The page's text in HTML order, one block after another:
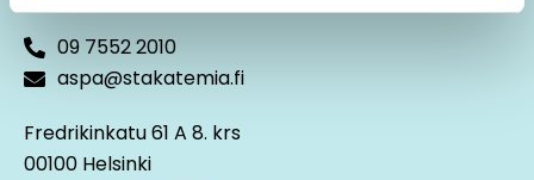
Yhteys taloudelliseen raportointiin
09 7552 2010
aspa@stakatemia.fi
Fredrikinkatu 61 A 8. krs
00100 Helsinki